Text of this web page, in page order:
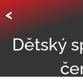
<
Dětský